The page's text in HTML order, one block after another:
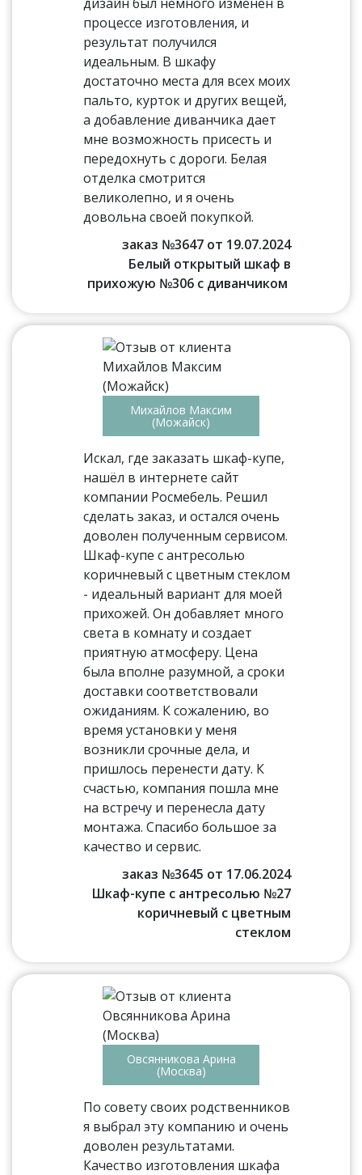
процессе изготовления, и
результат получился
идеальным. В шкафу
достаточно места для всех моих
пальто, курток и других вещей,
а добавление диванчика дает
мне возможность присесть и
передохнуть с дороги. Белая
отделка смотрится
великолепно, и я очень
довольна своей покупкой.
заказ №3647 от 19.07.2024
Белый открытый шкаф в
прихожую №306 с диванчиком
Михайлов Максим
(Можайск)
Искал, где заказать шкаф-купе,
нашёл в интернете сайт
компании Росмебель. Решил
сделать заказ, и остался очень
доволен полученным сервисом.
Шкаф-купе с антресолью
коричневый с цветным стеклом
- идеальный вариант для моей
прихожей. Он добавляет много
света в комнату и создает
приятную атмосферу. Цена
была вполне разумной, а сроки
доставки соответствовали
ожиданиям. К сожалению, во
время установки у меня
возникли срочные дела, и
пришлось перенести дату. К
счастью, компания пошла мне
на встречу и перенесла дату
монтажа. Спасибо большое за
качество и сервис.
заказ №3645 от 17.06.2024
Шкаф-купе с антресолью №27
коричневый с цветным
стеклом
Овсянникова Арина
(Москва)
По совету своих родственников
я выбрал эту компанию и очень
доволен результатами.
Качество изготовления шкафа